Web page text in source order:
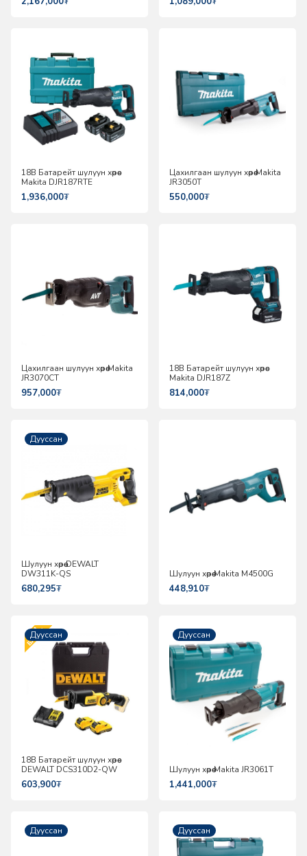
18В Батарейт шулуун хөрөө
Makita DJR187RTE
1,936,000₮
Цахилгаан шулуун хөрөө Makita
JR3050T
550,000₮
Цахилгаан шулуун хөрөө Makita
JR3070CT
957,000₮
18В Батарейт шулуун хөрөө
Makita DJR187Z
814,000₮
Дууссан
Шулуун хөрөө DEWALT
DW311K-QS
680,295₮
Шулуун хөрөө Makita M4500G
448,910₮
Дууссан
18В Батарейт шулуун хөрөө
DEWALT DCS310D2-QW
603,900₮
Дууссан
Шулуун хөрөө Makita JR3061T
1,441,000₮
Дууссан Дууссан